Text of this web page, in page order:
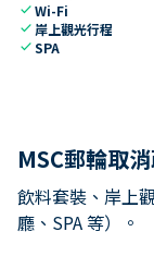
checkWi-Fi
check 岸上觀光行程
checkSPA
MSC郵輪取
飲料套裝、岸上
廳、SPA 等）。